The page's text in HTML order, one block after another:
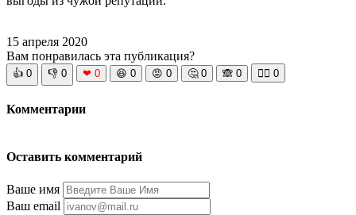
15 апреля 2020
Вам понравилась эта публикация?
👍 0 👎 0 ❤ 0 😆 0 😡 0 🤔 0 🙈 0 🧘‍♀️ 0
Комментарии
Оставить комментарий
Ваше имя
Ваш email